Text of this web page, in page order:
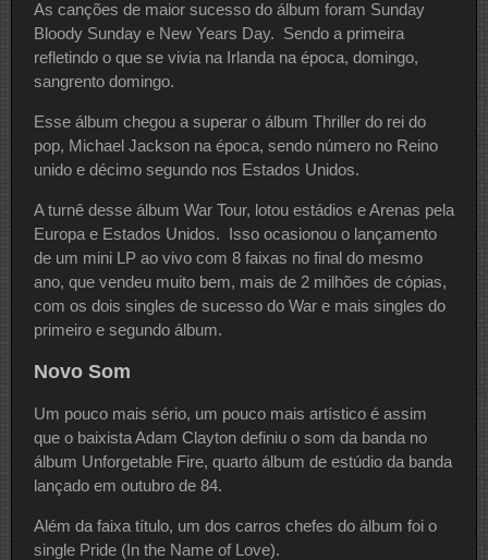
As canções de maior sucesso do álbum foram Sunday
Bloody Sunday e New Years Day. Sendo a primeira
refletindo o que se vivia na Irlanda na época, domingo,
sangrento domingo.
Esse álbum chegou a superar o álbum Thriller do rei do
pop, Michael Jackson na época, sendo número no Reino
unido e décimo segundo nos Estados Unidos.
A turnê desse álbum War Tour, lotou estádios e Arenas pela
Europa e Estados Unidos. Isso ocasionou o lançamento
de um mini LP ao vivo com 8 faixas no final do mesmo
ano, que vendeu muito bem, mais de 2 milhões de cópias,
com os dois singles de sucesso do War e mais singles do
primeiro e segundo álbum.
Novo Som
Um pouco mais sério, um pouco mais artístico é assim
que o baixista Adam Clayton definiu o som da banda no
álbum Unforgetable Fire, quarto álbum de estúdio da banda
lançado em outubro de 84.
Além da faixa título, um dos carros chefes do álbum foi o
single Pride (In the Name of Love).